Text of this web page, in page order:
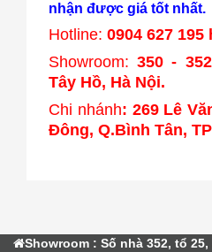
nhận được giá tốt nhất.
Hotline: 0904 627 195
Showroom:350 -
Tây Hồ, Hà Nội.
Chi nhánh: 269 Lê
Đông, Q.Bình Tân,
Showroom : Số nhà 352, tổ